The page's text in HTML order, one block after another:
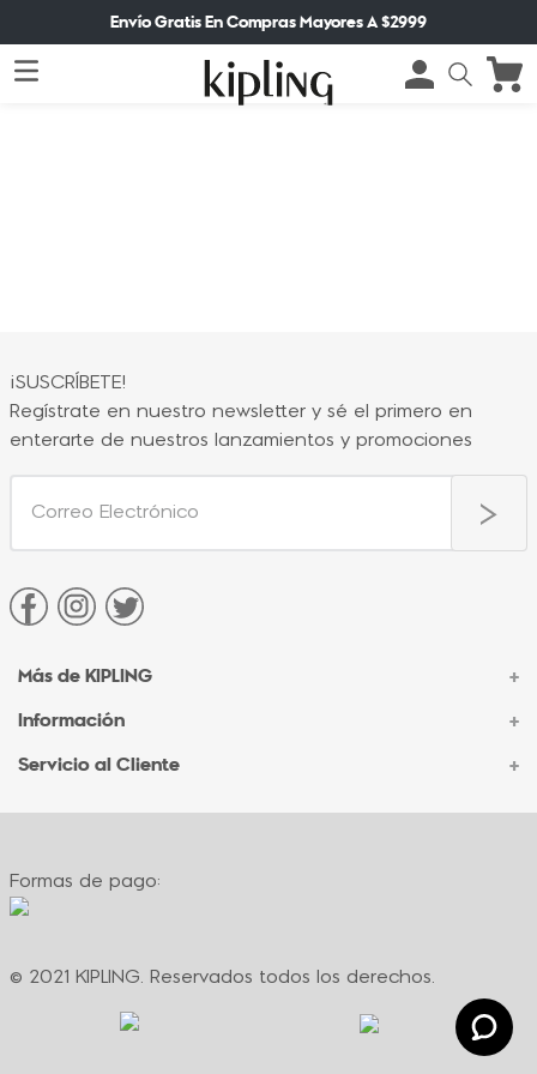
Envío Gratis En Compras Mayores A $2999
¡SUSCRÍBETE!
Regístrate en nuestro newsletter y sé el primero en
enterarte de nuestros lanzamientos y promociones
Más de KIPLING +
Acerca de Kipling
Sucursales
Información +
Contacto Corporativo
Formas de pago
Servicio al Cliente +
Contacto
Políticas de cambio
Términos y condiciones de promociones
Política de privacidad
Formas de pago:
© 2021 KIPLING. Reservados todos los derechos.